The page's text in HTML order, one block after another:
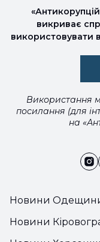
Новини
Новини
викриває
використовувати
Використання
посилання (для
на